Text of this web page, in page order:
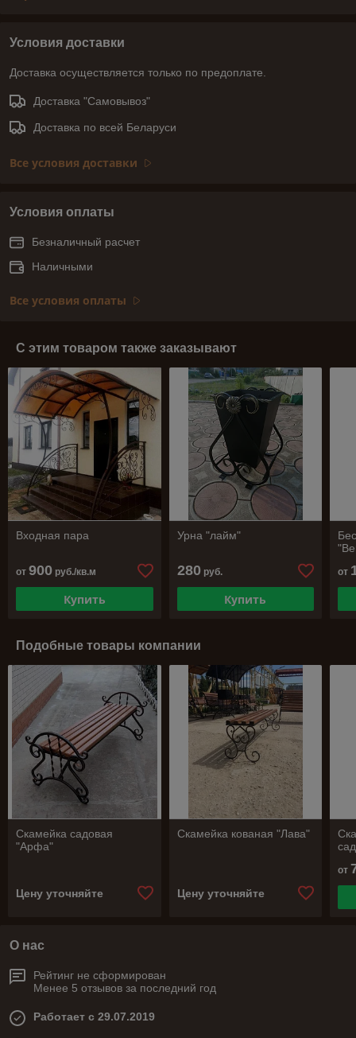
Условия доставки
Доставка осуществляется только по предоплате.
Доставка "Самовывоз"
Доставка по всей Беларуси
Все условия доставки
Условия оплаты
Безналичный расчет
Наличными
Все условия оплаты
С этим товаром также заказывают
Входная пара
от 900 руб./кв.м
Купить
Урна "лайм"
280руб.
Купить
от
Подобные товары компании
Скамейка садовая
"Арфа"
Цену уточняйте
Скамейка кованая "Лава"
Цену уточняйте
от
О нас
Рейтинг не сформирован
Менее 5 отзывов за последний год
Работает с 29.07.2019